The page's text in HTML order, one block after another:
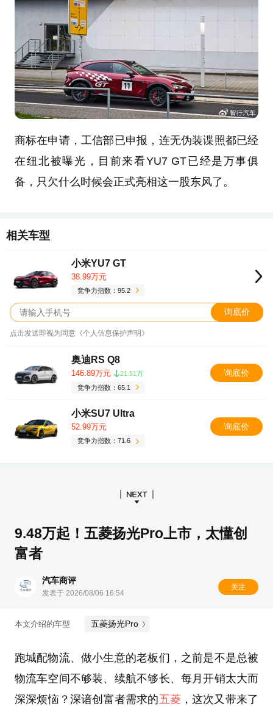
商标在申请，工信部已申报，连无伪装谍照都已经
在纽北被曝光，目前来看YU7 GT已经是万事俱
备，只欠什么时候会正式亮相这一股东风了。
相关车型
小米YU7 GT
38.99万元
竞争力指数：95.2
询底价
点击发送即视为同意《个人信息保护声明》
奥迪RS Q8
146.89万元
21.51万
竞争力指数：65.1
询底价
小米SU7 Ultra
52.99万元
竞争力指数：71.6
询底价
9.48万起！五菱扬光Pro上市，太懂创
富者
汽车商评
发表于 2026/08/06 16:54
关注
本文介绍的车型 五菱扬光Pro
跑城配物流、做小生意的老板们，之前是不是总被
物流车空间不够装、续航不够长、每月开销太大而
深深烦恼？深谙创富者需求的五菱，这次又带来了